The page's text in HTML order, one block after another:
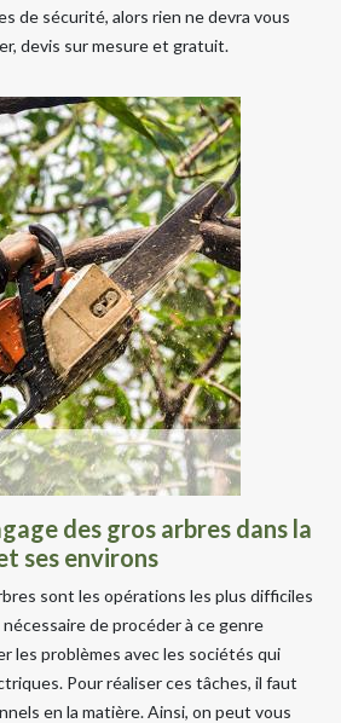
de sécurité, alors rien ne devra vous
devis sur mesure et gratuit.
des gros arbres dans la
ses environs
sont les opérations les plus difficiles
de procéder à ce genre
les problèmes avec les sociétés qui
Pour réaliser ces tâches, il faut
en la matière. Ainsi, on peut vous